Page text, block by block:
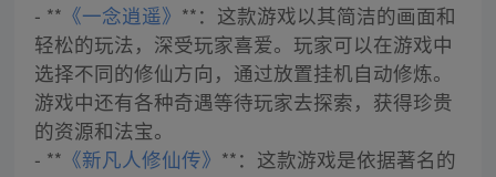
- ** 《一念逍遥》 **：这款游戏以其简洁的画面和
轻松的玩法，深受玩家喜爱。玩家可以在游戏中
选择不同的修仙方向，通过放置挂机自动修炼。
游戏中还有各种奇遇等待玩家去探索，获得珍贵
的资源和法宝。
- ** 《新凡人修仙传》 **：这款游戏是依据著名的